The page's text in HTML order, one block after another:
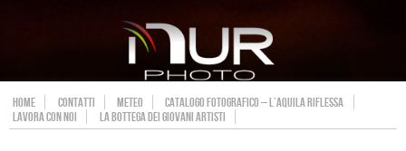
HOME CONTATTI METEO
CATALOGO FOTOGRAFICO – L’AQUILA RIFLESSA
LAVORA CON NOI
LA BOTTEGA DEI GIOVANI ARTISTI